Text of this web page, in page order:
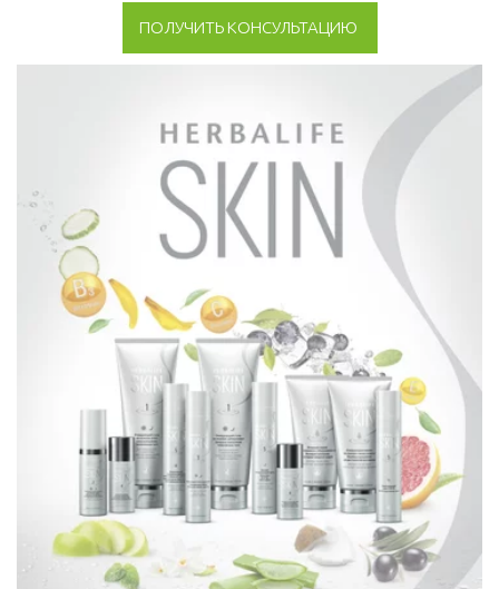
ПОЛУЧИТЬ КОНСУЛЬТАЦИЮ